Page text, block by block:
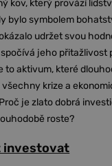
kov, který provází
bylo symbolem
udržet svou
jeho přitažlivost
to aktivum, které
krize a
je zlato dobrá
roste?
investovat